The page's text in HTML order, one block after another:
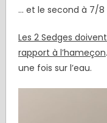
… et le second à 7/8
Les 2 Sedges
rapport à l’hameçon
une fois sur l’eau.